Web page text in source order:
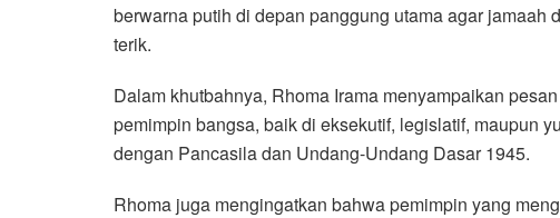
berwarna putih di depan panggung utama agar jamaah
terik.
Dalam khutbahnya, Rhoma Irama menyampaikan
pemimpin bangsa, baik di eksekutif, legislatif, maupun
dengan Pancasila dan Undang-Undang Dasar 1945.
Rhoma juga mengingatkan bahwa pemimpin yang